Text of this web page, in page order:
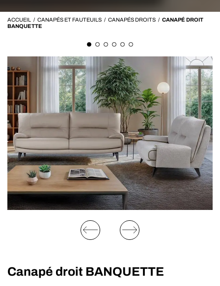
ACCUEIL / CANAPÉS ET FAUTEUILS / CANAPÉS DROITS / CANAPÉ DROIT
BANQUETTE
Canapé droit BANQUETTE